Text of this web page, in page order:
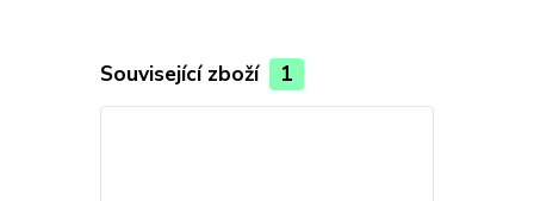
Související zboží 1